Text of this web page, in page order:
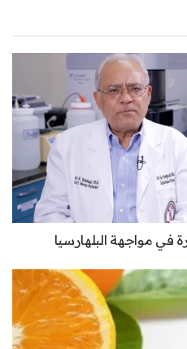
في مواجهة البلهارسيا